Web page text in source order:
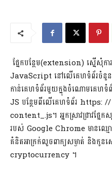
ផ្នែកបន្ថែម(extension) ស្នើសុំក
JavaScript នៅលើគេហទំព័រចំនួ
កាន់គេហទំព័រមួយក្នុងចំណោមគេហទំព័
JS បន្ថែមពីលើគេហទំព័រ
content_.js។ អ្នកស្រាវជ្រាវផ្នែ
របស់ Google Chrome មានឈ្
គំនិតអាក្រក់លួចពាក្យសម្ងាត់ និងកូ
cryptocurrency ។